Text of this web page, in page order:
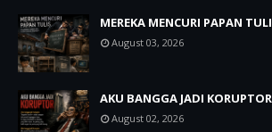
MEREKA MENCURI PAPAN
August 03, 2026
AKU BANGGA JADI KORUPTOR
August 02, 2026